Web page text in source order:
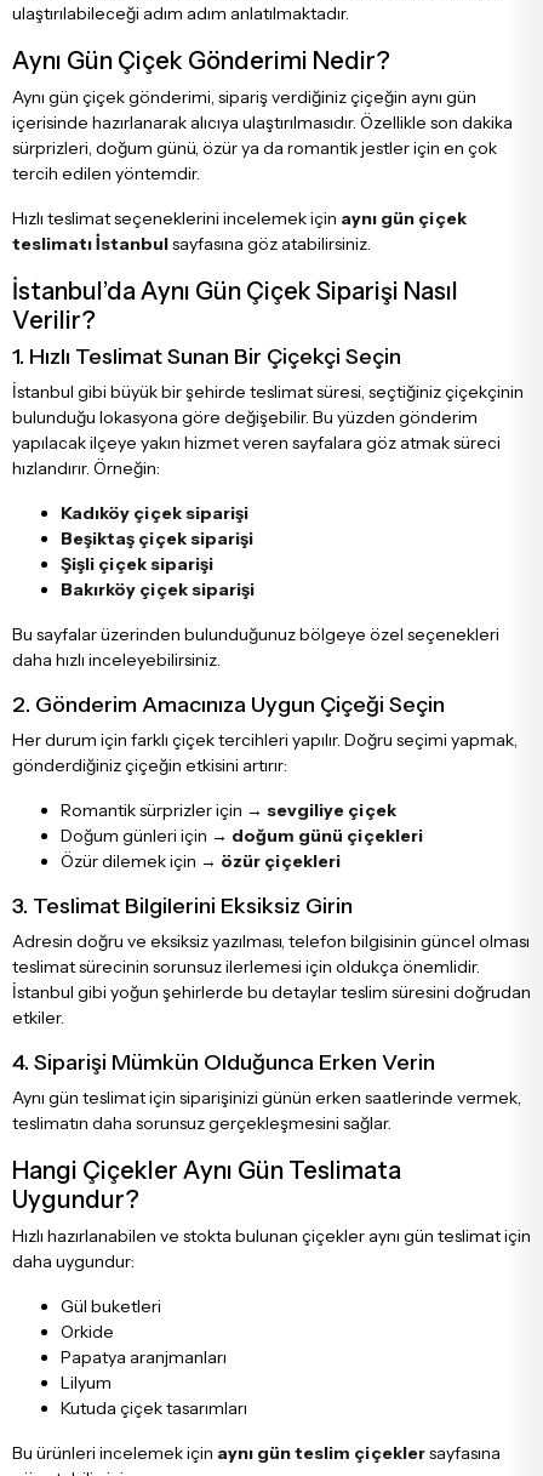
Doğum Günü Çiçekleri
Özür Çiçekleri
Anastasia Buketleri
Gelin Buketleri
ulaştırılabileceği adım adım anlatılmaktadır.
Aynı Gün Çiçek Gönderimi Nedir?
Aynı gün çiçek gönderimi, sipariş verdiğiniz çiçeğin aynı gün
içerisinde hazırlanarak alıcıya ulaştırılmasıdır. Özellikle son dakika
sürprizleri, doğum günü, özür ya da romantik jestler için en çok
tercih edilen yöntemdir.
Hızlı teslimat seçeneklerini incelemek için aynı gün çiçek
teslimatı İstanbulsayfasına göz atabilirsiniz.
İstanbul’da Aynı Gün Çiçek Siparişi Nasıl
Verilir?
1. Hızlı Teslimat Sunan Bir Çiçekçi Seçin
İstanbul gibi büyük bir şehirde teslimat süresi, seçtiğiniz çiçekçinin
bulunduğu lokasyona göre değişebilir. Bu yüzden gönderim
yapılacak ilçeye yakın hizmet veren sayfalara göz atmak süreci
hızlandırır. Örneğin:
Kadıköy çiçek siparişi
Beşiktaş çiçek siparişi
Şişli çiçek siparişi
Bakırköy çiçek siparişi
Bu sayfalar üzerinden bulunduğunuz bölgeye özel seçenekleri
daha hızlı inceleyebilirsiniz.
2. Gönderim Amacınıza Uygun Çiçeği Seçin
Her durum için farklı çiçek tercihleri yapılır. Doğru seçimi yapmak,
gönderdiğiniz çiçeğin etkisini artırır:
Romantik sürprizler için → sevgiliye çiçek
Doğum günleri için → doğum günü çiçekleri
Özür dilemek için → özür çiçekleri
3. Teslimat Bilgilerini Eksiksiz Girin
Adresin doğru ve eksiksiz yazılması, telefon bilgisinin güncel olması
teslimat sürecinin sorunsuz ilerlemesi için oldukça önemlidir.
İstanbul gibi yoğun şehirlerde bu detaylar teslim süresini doğrudan
etkiler.
4. Siparişi Mümkün Olduğunca Erken Verin
Aynı gün teslimat için siparişinizi günün erken saatlerinde vermek,
teslimatın daha sorunsuz gerçekleşmesini sağlar.
Hangi Çiçekler Aynı Gün Teslimata
Uygundur?
Hızlı hazırlanabilen ve stokta bulunan çiçekler aynı gün teslimat için
daha uygundur:
Gül buketleri
Orkide
Papatya aranjmanları
Lilyum
Kutuda çiçek tasarımları
Bu ürünleri incelemek için aynı gün teslim çiçeklersayfasına